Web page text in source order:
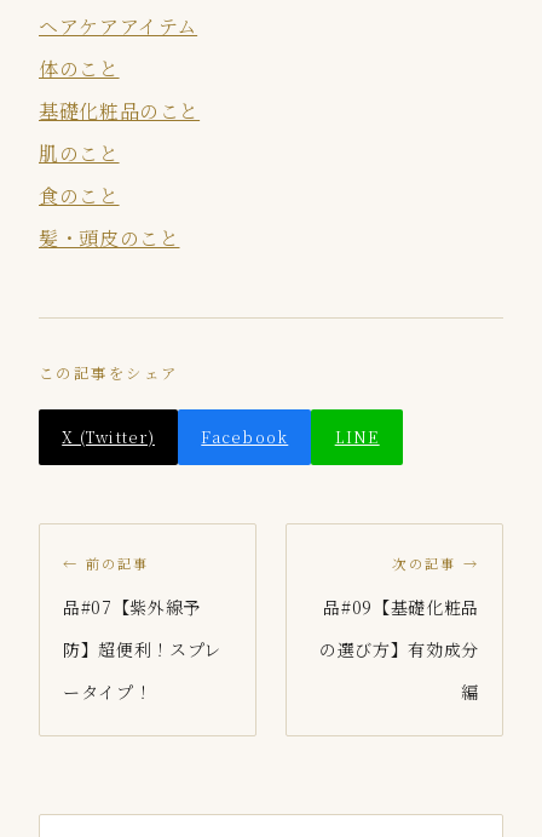
ヘアケアアイテム
体のこと
基礎化粧品のこと
肌のこと
食のこと
髪・頭皮のこと
この記事をシェア
X (Twitter) Facebook LINE
← 前の記事
品#07【紫外線予
防】超便利！スプレ
ータイプ！
次の記事 →
品#09【基礎化粧品
の選び方】有効成分
編